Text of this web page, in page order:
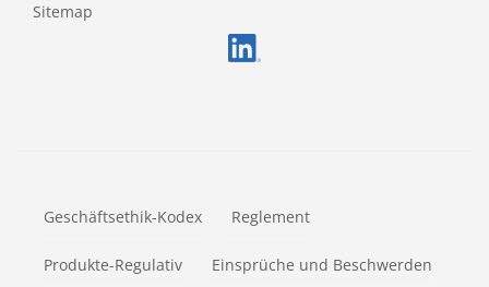
Sitemap
Geschäftsethik-Kodex Reglement
Produkte-Regulativ Einsprüche und Beschwerden